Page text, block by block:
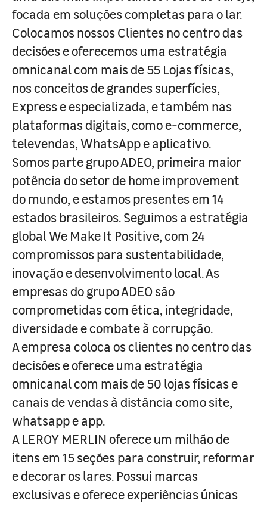
focada em soluções completas para o lar.
Colocamos nossos Clientes no centro das
decisões e oferecemos uma estratégia
omnicanal com mais de 55 Lojas físicas,
nos conceitos de grandes superfícies,
Express e especializada, e também nas
plataformas digitais, como e-commerce,
televendas, WhatsApp e aplicativo.
Somos parte grupo ADEO, primeira maior
potência do setor de home improvement
do mundo, e estamos presentes em 14
estados brasileiros. Seguimos a estratégia
global We Make It Positive, com 24
compromissos para sustentabilidade,
inovação e desenvolvimento local. As
empresas do grupo ADEO são
comprometidas com ética, integridade,
diversidade e combate à corrupção.
A empresa coloca os clientes no centro das
decisões e oferece uma estratégia
omnicanal com mais de 50 lojas físicas e
canais de vendas à distância como site,
whatsapp e app.
A LEROY MERLIN oferece um milhão de
itens em 15 seções para construir, reformar
e decorar os lares. Possui marcas
exclusivas e oferece experiências únicas